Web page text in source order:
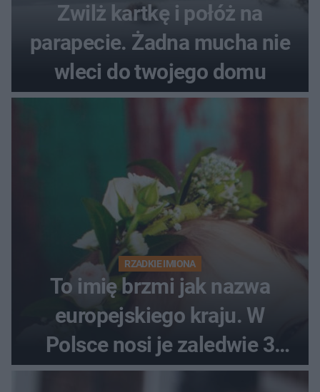
Zwilż kartkę i połóż na
parapecie. Żadna mucha nie
wleci do twojego domu
RZADKIE IMIONA
To imię brzmi jak nazwa
europejskiego kraju. W
Polsce nosi je zaledwie 3
kobiety